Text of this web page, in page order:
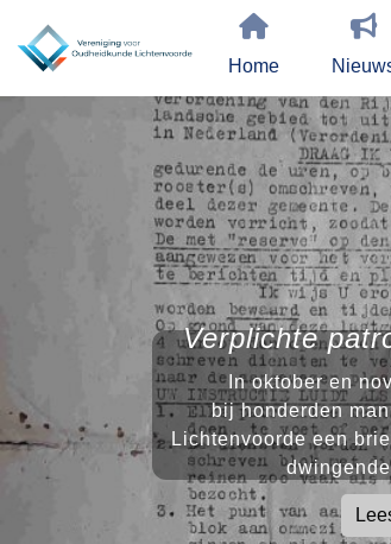
Home
Verplichte
In oktober en
bij honderden
Lichtenvoorde een